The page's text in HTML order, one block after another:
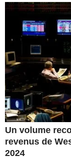
Un volume
revenus de
2024